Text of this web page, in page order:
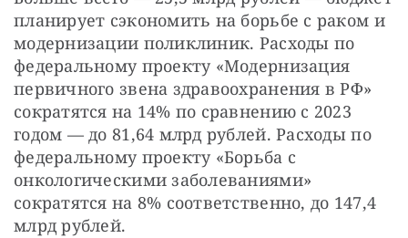
планирует сэкономить на борьбе с раком и
модернизации поликлиник. Расходы по
федеральному проекту «Модернизация
первичного звена здравоохранения в РФ»
сократятся на 14% по сравнению с 2023
годом — до 81,64 млрд рублей. Расходы по
федеральному проекту «Борьба с
онкологическими заболеваниями»
сократятся на 8% соответственно, до 147,4
млрд рублей.